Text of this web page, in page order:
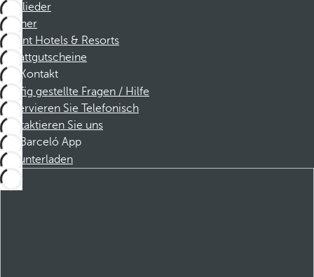
Mitglieder
Partner
Dorint Hotels & Resorts
Rabattgutscheine
Kontakt
Häufig gestellte Fragen / Hilfe
Reservieren Sie Telefonisch
Kontaktieren Sie uns
Barceló App
Herunterladen